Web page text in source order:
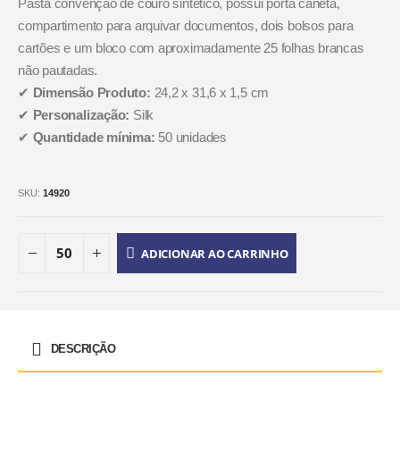
Pasta convenção de couro sintético, possui porta caneta,
compartimento para arquivar documentos, dois bolsos para
cartões e um bloco com aproximadamente 25 folhas brancas
não pautadas.
✔ Dimensão Produto: 24,2 x 31,6 x 1,5 cm
✔ Personalização: Silk
✔ Quantidade mínima: 50 unidades
SKU: 14920
ADICIONAR AO CARRINHO
DESCRIÇÃO